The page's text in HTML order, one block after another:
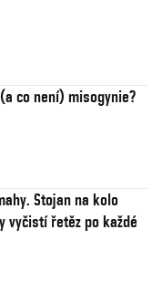
co není) misogynie?
Stojan na kolo
vyčistí řetěz po každé